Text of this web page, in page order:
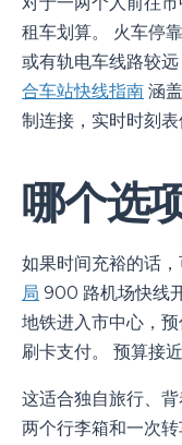
租车划算。 火车停
或有轨电车线路较
合车站快线指南 涵
制连接，实时时刻
哪个选
如果时间充裕的话
局 900 路机场快线
地铁进入市中心，
刷卡支付。 预算接
这适合独自旅行、
两个行李箱和一次